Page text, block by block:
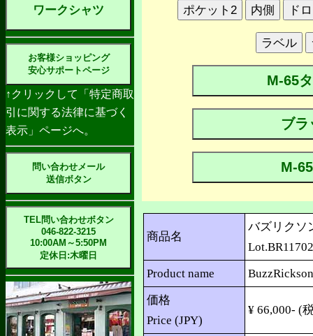
ワークシャツ
お客様ショッピング
安心サポートページ
↑クリックして「特定商取
引に関する法律に基づく
表示」ページへ。
問い合わせメール
送信ボタン
TEL問い合わせボタン
046-822-3215
10:00AM～5:50PM
定休日:木曜日
M-65
ブ
M-
商品名
バズリクソ
Lot.BR11702
Product name
価格
Price (JPY)
¥ 66,000- (